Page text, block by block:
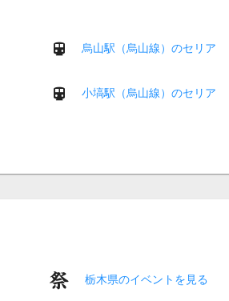
烏山駅（烏山線）のセリア
小塙駅（烏山線）のセリア
栃木県のイベントを見る